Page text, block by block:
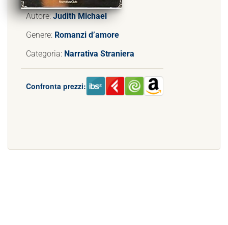
Autore:Judith Michael
Genere: Romanzi d’amore
Categoria: Narrativa Straniera
Confronta prezzi: